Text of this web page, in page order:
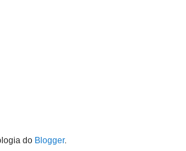
do Blogger.